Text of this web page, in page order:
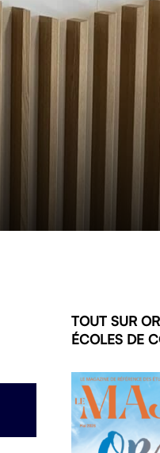
TOUT SUR
ÉCOLES DE